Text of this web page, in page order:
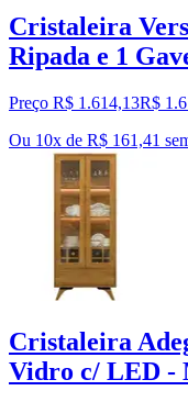
Cristaleira
Ripada e 1
Preço R$ 1.614,13R$
Ou 10x de R$ 161,41
Cristaleira
Vidro c/ LED -